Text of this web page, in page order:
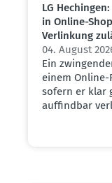
LG
in Online-
Verlinkung
04. August
Ein
einem
sofern er klar
auffindbar